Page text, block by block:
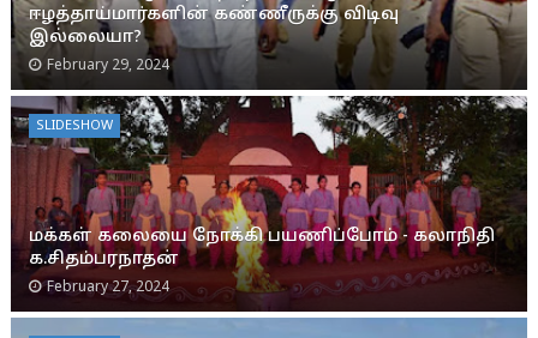
ஈழத்தாய்மார்களின் கண்ணீருக்கு விடிவு
இல்லையா?
February 29, 2024
SLIDESHOW
மக்கள் கலையை நோக்கி பயணிப்போம் - கலாநிதி
க.சிதம்பரநாதன்
February 27, 2024